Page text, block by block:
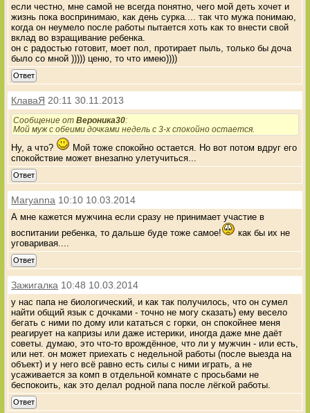
если честно, мне самой не всегда понятно, чего мой деть хочет и
жизнь пока воспринимаю, как день сурка.... так что мужа понимаю,
когда он неумело после работы пытается хоть как то внести свой
вклад во взращивание ребенка.
он с радостью готовит, моет пол, протирает пыль, только бы доча
было со мной ))))) ценю, то что имею))))
Ответ
КлаваЯ 20:11 30.11.2013
Сообщение отВероника30:
Мой муж с обеими дочками недель с 3-х спокойно остается.
Ну, а что?
Мой тоже спокойно остается. Но вот потом вдруг его
спокойствие может внезапно улетучиться...
Ответ
Maryanna 10:10 10.03.2014
А мне кажется мужчина если сразу не принимает участие в
воспитании ребенка, то дальше буде тоже самое!
как бы их не
уговаривая....
Ответ
Зажигалка 10:48 10.03.2014
у нас папа не биологический, и как так получилось, что он сумел
найти общий язык с дочками - точно не могу сказать) ему весело
бегать с ними по дому или кататься с горки, он спокойнее меня
реагирует на капризы или даже истерики, иногда даже мне даёт
советы. думаю, это что-то врождённое, что ли у мужчин - или есть,
или нет. он может приехать с недельной работы (после выезда на
объект) и у него всё равно есть силы с ними играть, а не
усаживается за комп в отдельной комнате с просьбами не
беспокоить, как это делал родной папа после лёгкой работы.
Ответ